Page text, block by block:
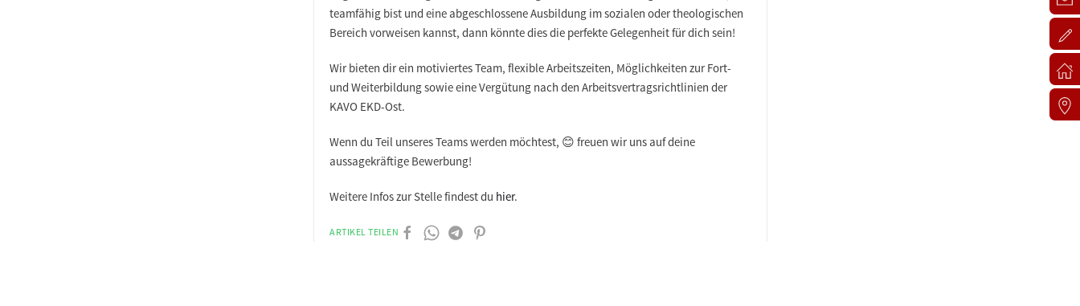
teamfähig bist und eine abgeschlossene Ausbildung im sozialen oder theologischen
Bereich vorweisen kannst, dann könnte dies die perfekte Gelegenheit für dich sein!
Wir bieten dir ein motiviertes Team, flexible Arbeitszeiten, Möglichkeiten zur Fort-
und Weiterbildung sowie eine Vergütung nach den Arbeitsvertragsrichtlinien der
KAVO EKD-Ost.
Wenn du Teil unseres Teams werden möchtest, 😊 freuen wir uns auf deine
aussagekräftige Bewerbung!
Weitere Infos zur Stelle findest du hier.
ARTIKEL TEILEN